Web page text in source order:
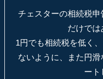
チェスターの相続税
だけでは
1円でも相続税を低く
ないように、
また円
ート